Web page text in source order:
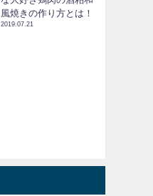
風焼きの作り方とは！
2019.07.21